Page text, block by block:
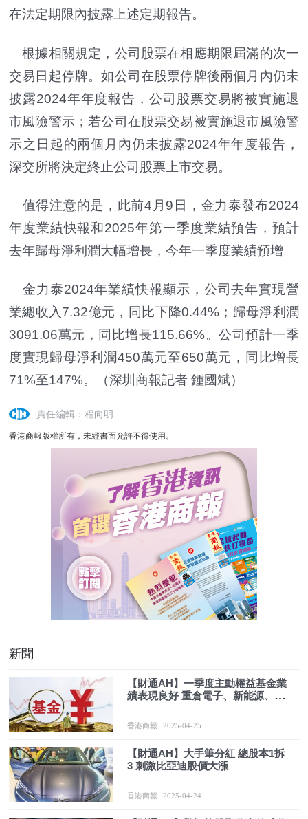
在法定期限內披露上述定期報告。
根據相關規定，公司股票在相應期限屆滿的次一
交易日起停牌。如公司在股票停牌後兩個月內仍未
披露2024年年度報告，公司股票交易將被實施退
市風險警示；若公司在股票交易被實施退市風險警
示之日起的兩個月內仍未披露2024年年度報告，
深交所將決定終止公司股票上市交易。
值得注意的是，此前4月9日，金力泰發布2024
年度業績快報和2025年第一季度業績預告，預計
去年歸母淨利潤大幅增長，今年一季度業績預增。
金力泰2024年業績快報顯示，公司去年實現營
業總收入7.32億元，同比下降0.44%；歸母淨利潤
3091.06萬元，同比增長115.66%。公司預計一季
度實現歸母淨利潤450萬元至650萬元，同比增長
71%至147%。
（深圳商報記者 鍾國斌）
責任編輯：程向明
香港商報版權所有，未經書面允許不得使用。
新聞
【財通AH】一季度主動權益基金業
績表現良好 重倉電子、新能源、醫
香港商報 2025-04-25
【財通AH】大手筆分紅 總股本1拆
3 刺激比亞迪股價大漲
香港商報 2025-04-24